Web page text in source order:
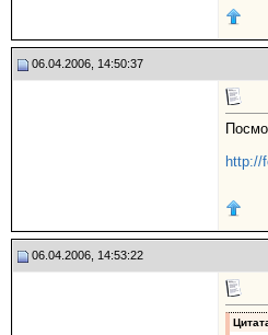
06.04.2006, 14:50:37
http://
06.04.2006, 14:53:22